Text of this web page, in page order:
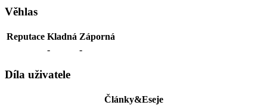
Věhlas
Reputace Kladná Záporná
-
-
Díla uživatele
Články&Eseje